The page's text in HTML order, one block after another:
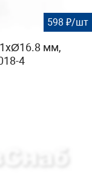
598 ₽/шт
мм,
4